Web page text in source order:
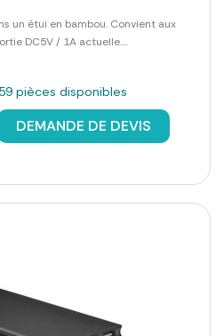
un étui en bambou. Convient aux
DC5V / 1A actuelle....
pièces disponibles
DEMANDE DE DEVIS